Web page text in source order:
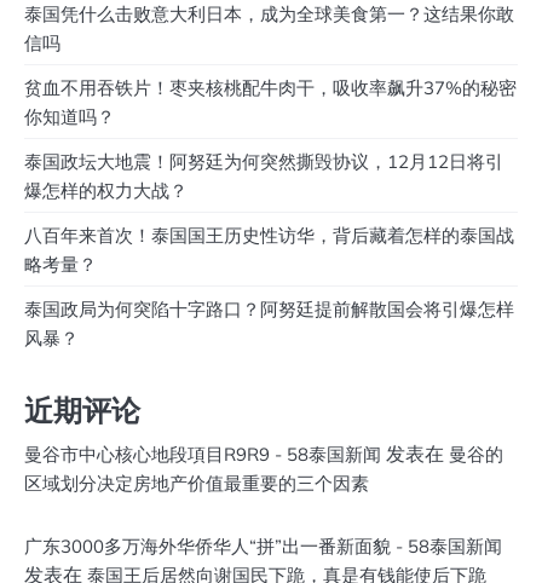
泰国凭什么击败意大利日本，成为全球美食第一？这结果你敢
信吗
贫血不用吞铁片！枣夹核桃配牛肉干，吸收率飙升37%的秘密
你知道吗？
泰国政坛大地震！阿努廷为何突然撕毁协议，12月12日将引
爆怎样的权力大战？
八百年来首次！泰国国王历史性访华，背后藏着怎样的泰国战
略考量？
泰国政局为何突陷十字路口？阿努廷提前解散国会将引爆怎样
风暴？
近期评论
曼谷市中心核心地段項目R9R9 - 58泰国新闻 发表在 曼谷的
区域划分决定房地产价值最重要的三个因素
广东3000多万海外华侨华人“拼”出一番新面貌 - 58泰国新闻
发表在 泰国王后居然向谢国民下跪，真是有钱能使后下跪